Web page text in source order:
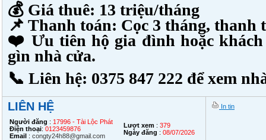
💰 Giá thuê: 13 triệu/tháng
📌 Thanh toán: Cọc 3 tháng, thanh
❤️ Ưu tiên hộ gia đình hoặc
gìn nhà cửa.
📞 Liên hệ: 0375 847 222 để xem
LIÊN HỆ
Người đăng : 17996 - Tài Lộc Phát
Điện thoại: 0123459876
Email : congty24h88@gmail.com
Lượt xem : 379
Ngày đăng : 08/07/2026
In tin